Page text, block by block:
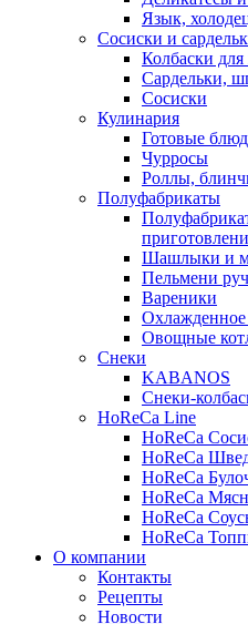
Язык,
Сосиски и
Колбаски
Сардельки,
Сосиски
Кулинария
Готовые
Чурросы
Роллы,
Полуфабрикаты
Шашлыки и
Пельмени
Вареники
Охлажденное
Овощные
Снеки
KABANOS
Снеки-
HoReCa Line
HoReCa
HoReCa
HoReCa
HoReCa
HoReCa
HoReCa
О компании
Контакты
Рецепты
Новости